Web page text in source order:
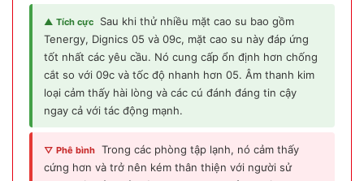
▲ Tích cực
Sau khi thử nhiều mặt cao su bao gồm
Tenergy, Dignics 05 và 09c, mặt cao su này đáp ứng
tốt nhất các yêu cầu. Nó cung cấp ổn định hơn chống
cắt so với 09c và tốc độ nhanh hơn 05. Âm thanh kim
loại cảm thấy hài lòng và các cú đánh đáng tin cậy
ngay cả với tác động mạnh.
▽ Phê bình Trong các phòng tập lạnh, nó cảm thấy
cứng hơn và trở nên kém thân thiện với người sử